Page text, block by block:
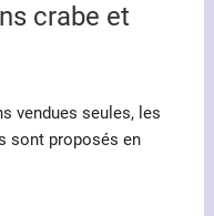
crabe et
vendues seules, les
sont proposés en